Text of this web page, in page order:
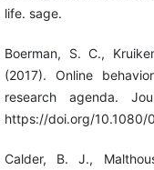
life. sage.
Boerman, S. C.,
(2017). Online
research agenda.
https://doi.org/10.1080/
Calder, B. J.,